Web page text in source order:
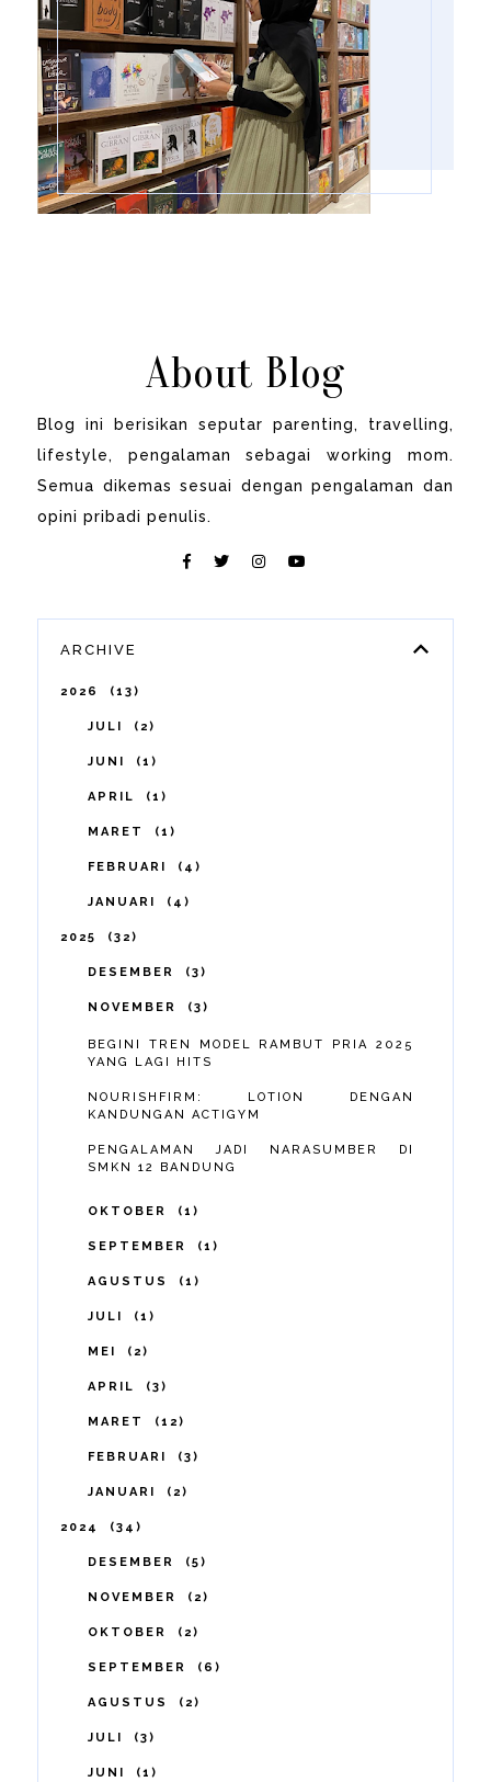
About Blog
Blog ini berisikan seputar parenting, travelling,
lifestyle, pengalaman sebagai working mom.
Semua dikemas sesuai dengan pengalaman dan
opini pribadi penulis.
ARCHIVE
2026 13
JULI 2
JUNI 1
APRIL 1
MARET 1
FEBRUARI 4
JANUARI 4
2025 32
DESEMBER 3
NOVEMBER 3
BEGINI TREN MODEL RAMBUT PRIA 2025
YANG LAGI HITS
NOURISHFIRM: LOTION DENGAN
KANDUNGAN ACTIGYM
PENGALAMAN JADI NARASUMBER DI
SMKN 12 BANDUNG
OKTOBER 1
SEPTEMBER 1
AGUSTUS 1
JULI 1
MEI 2
APRIL 3
MARET 12
FEBRUARI 3
JANUARI 2
2024 34
DESEMBER 5
NOVEMBER 2
OKTOBER 2
SEPTEMBER 6
AGUSTUS 2
JULI 3
JUNI 1